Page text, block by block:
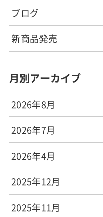
ブログ
新商品発売
月別アーカイブ
2026年8月
2026年7月
2026年4月
2025年12月
2025年11月